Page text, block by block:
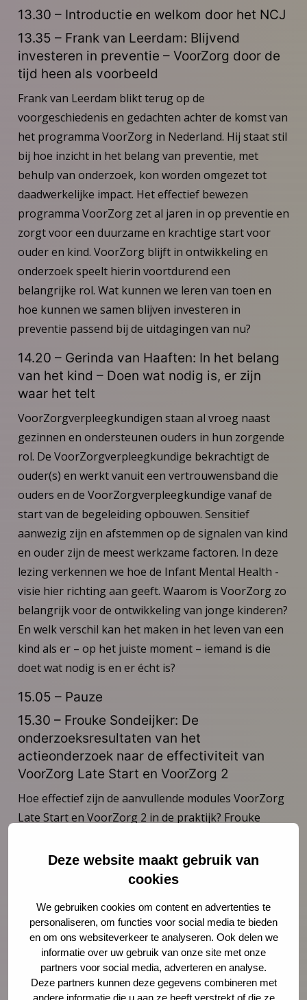
Deze website maakt gebruik van
cookies
We gebruiken cookies om content en advertenties te
personaliseren, om functies voor social media te bieden
en om ons websiteverkeer te analyseren. Ook delen we
informatie over uw gebruik van onze site met onze
partners voor social media, adverteren en analyse.
Deze partners kunnen deze gegevens combineren met
andere informatie die u aan ze heeft verstrekt of die ze
13.30 – Introductie en welkom door het NCJ
13.35 – Frank van Leerdam: Blijvend
investeren in preventie – VoorZorg door de
tijd heen als voorbeeld
Frank van Leerdam blikt terug op de
voorgeschiedenis en gedachten achter de komst van
het programma VoorZorg in Nederland. Hij staat stil
bij hoe inzicht in het belang van preventie, met
behulp van onderzoek, kon worden omgezet tot
daadwerkelijke impact. Het effectief bewezen
programma VoorZorg zet al jaren in op preventie en
zorgt voor een duurzame en krachtige start voor
ouder en kind. VoorZorg blijft in ontwikkeling en
onderzoek speelt hierin voortdurend een
belangrijke rol. Wat kunnen we leren van toen en
hoe kunnen we samen blijven investeren in
preventie passend bij de uitdagingen van nu?
14.20 – Gerinda van Haaften: In het belang
van het kind – Doen wat nodig is, er zijn
waar het telt
VoorZorgverpleegkundigen staan al vroeg naast
gezinnen en ondersteunen ouders in hun zorgende
rol. De VoorZorgverpleegkundige bekrachtigt de
ouder(s) en werkt vanuit een vertrouwensband die
ouders en de VoorZorgverpleegkundige vanaf de
start van de begeleiding opbouwen. Sensitief
aanwezig zijn en afstemmen op de signalen van kind
en ouder zijn de meest werkzame factoren. In deze
lezing verkennen we hoe de Infant Mental Health -
visie hier richting aan geeft. Waarom is VoorZorg zo
belangrijk voor de ontwikkeling van jonge kinderen?
En welk verschil kan het maken in het leven van een
kind als er – op het juiste moment – iemand is die
doet wat nodig is en er écht is?
15.05 – Pauze
15.30 – Frouke Sondeijker: De
onderzoeksresultaten van het
actieonderzoek naar de effectiviteit van
VoorZorg Late Start en VoorZorg 2
Hoe effectief zijn de aanvullende modules VoorZorg
Late Start en VoorZorg 2 in de praktijk? Frouke
presenteert de belangrijkste bevindingen uit het
tweeënhalf jaar durende actieonderzoek.
16.30 – VoorZorg door de ogen van
VoorZorgverpleegkundigen
In een korte film delen VoorZorgverpleegkundigen
hun ervaringen met de uitvoering van VoorZorg aan
de aanvullende doelgroepen.